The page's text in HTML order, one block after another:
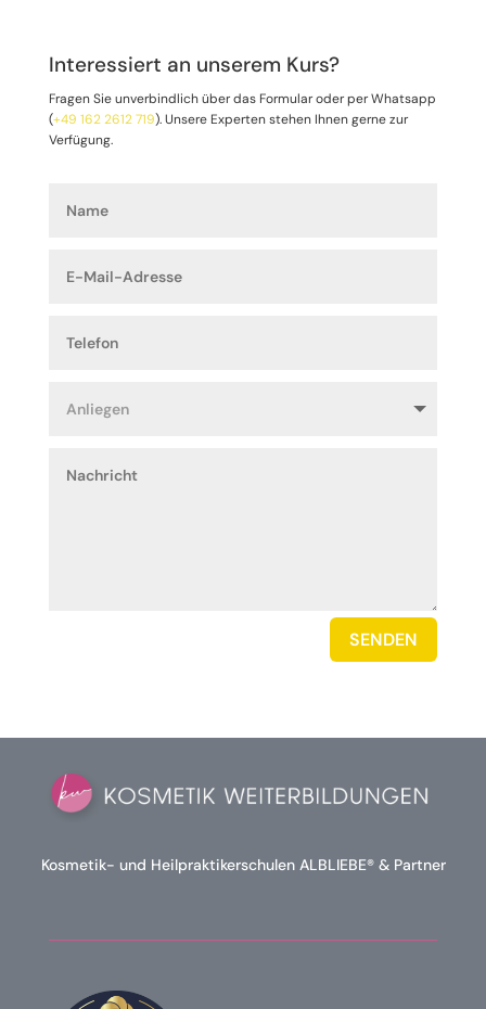
Interessiert an unserem Kurs?
Fragen Sie unverbindlich über das Formular oder per Whatsapp
(+49 162 2612 719).Unsere Experten stehen Ihnen gerne zur
Verfügung.
SENDEN
Kosmetik- und Heilpraktikerschulen ALBLIEBE® & Partner